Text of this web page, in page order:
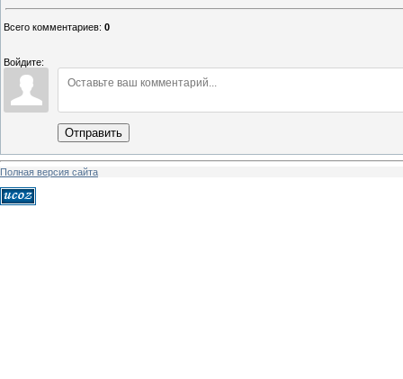
Всего комментариев: 0
Войдите:
Отправить
Полная версия сайта